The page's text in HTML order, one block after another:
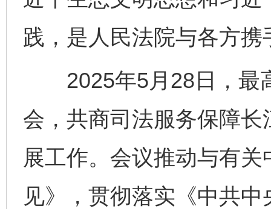
践，是人民法院与各方
2025年5月28日，最
会，共商司法服务保障
展工作。会议推动与有
见》，贯彻落实《中共